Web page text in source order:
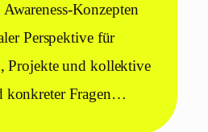
Konzepten
Perspektive für
Projekte und kollektive
konkreter Fragen…